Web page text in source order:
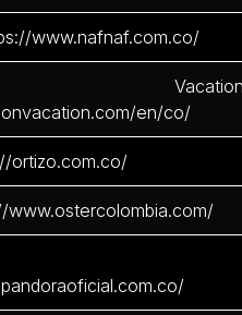
www.nafnaf.com.co/
en/co/
ortizo.com.co/
www.ostercolombia.com/